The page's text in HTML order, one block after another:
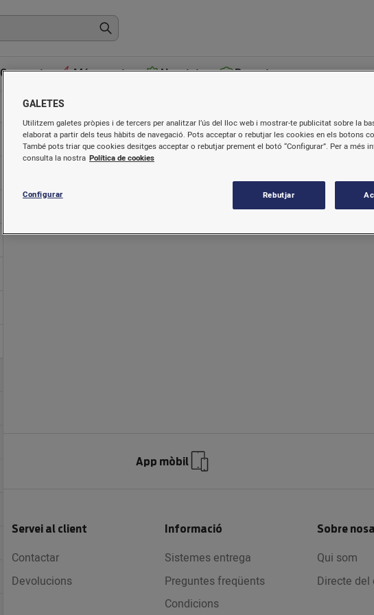
Gourmet Més venuts Novetats Receptes
Consumibles benzineres i
App mòbil
Servei al client
Contactar
Devolucions
Informació
Sistemes entrega
Preguntes freqüents
Condicions
Sobre
Qui som
Directe del
GALETES
Utilitzem galetes pròpies i de tercers per analitzar l’ús del lloc web i mostrar-te publicitat sobre la
elaborat a partir dels teus hàbits de navegació. Pots acceptar o rebutjar les cookies en els botons
També pots triar que cookies desitges acceptar o rebutjar prement el botó “Configurar”. Per a més
consulta la nostra Política de cookies
Configurar Rebutjar